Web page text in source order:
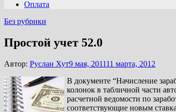
Оплата
Без рубрики
Простой учет 52.0
Автор: Руслан Хут9 мая, 201111 марта, 2012
В документе “Начисление
колонок в табличной части
расчетной ведомости по
соответствующие новым